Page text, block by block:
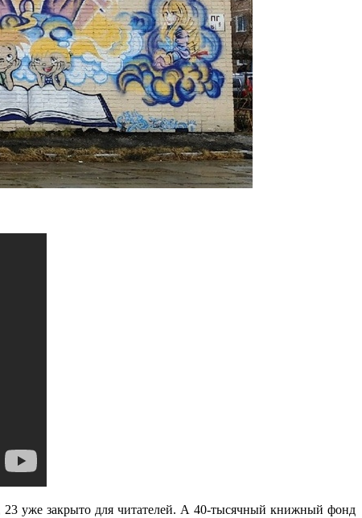
23 уже закрыто для читателей. А 40-тысячный книжный фонд